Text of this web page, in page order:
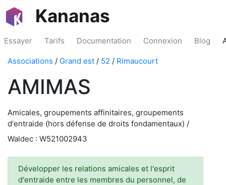
Kananas
Essayer Tarifs Documentation Connexion Blog
Associations / Grand est / 52 / Rimaucourt
AMIMAS
Amicales, groupements affinitaires, groupements
d'entraide (hors défense de droits fondamentaux) /
Waldec : W521002943
Développer les relations amicales et l'esprit
d'entraide entre les membres du personnel, de